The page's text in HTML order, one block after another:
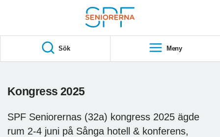
S
A
Sök Meny
Kongress 2025
SPF Seniorernas (32a) kongress 2025 ägde
rum 2-4 juni på Sånga hotell & konferens,